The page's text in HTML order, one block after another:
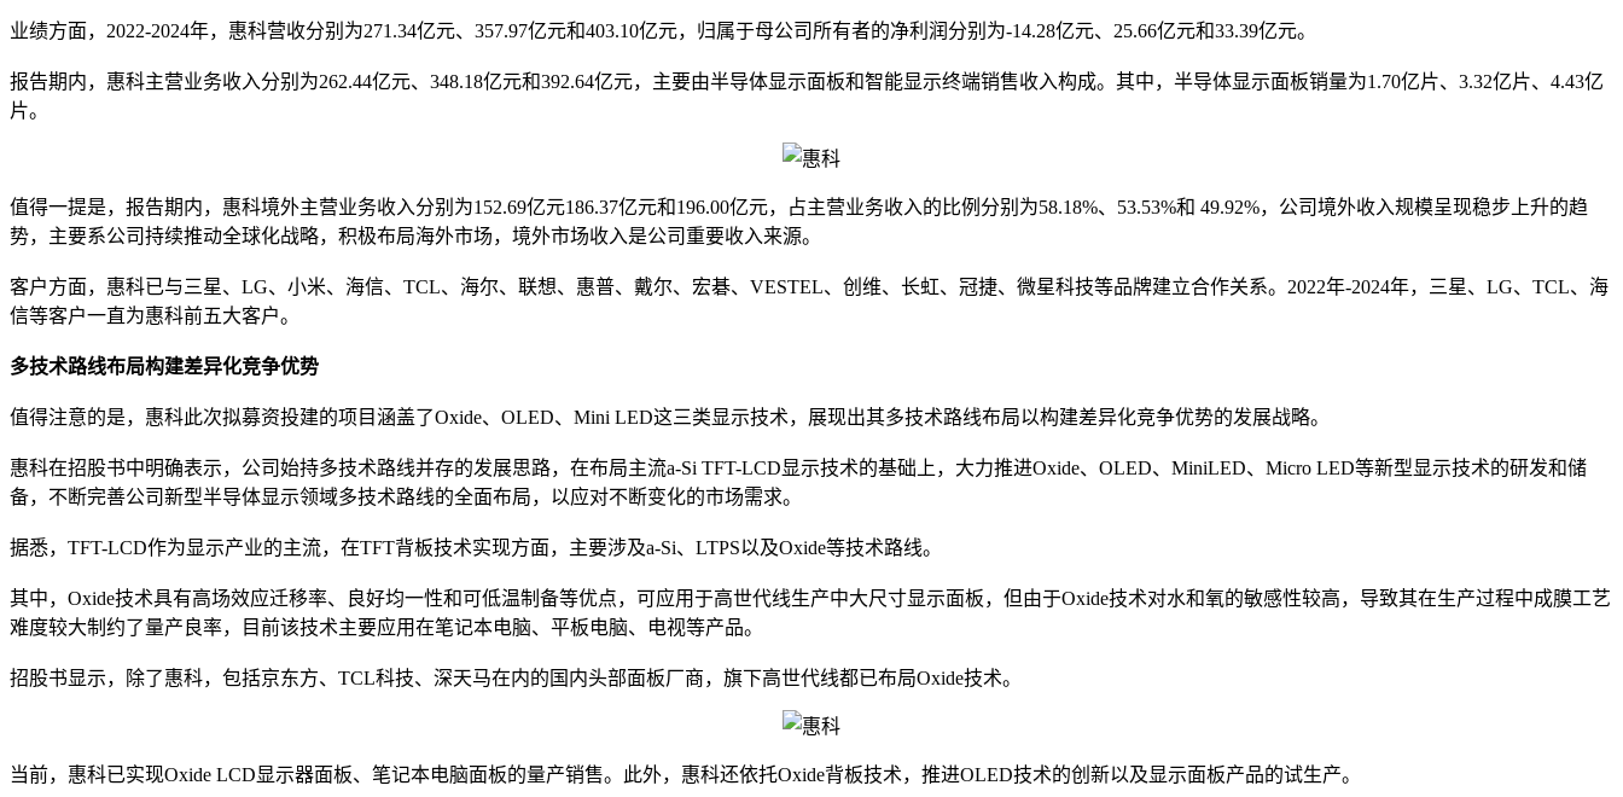
业绩方面，2022-2024年，惠科营收分别为271.34亿元、357.97亿元和403.10亿元，归属于母公司所有者的净利润分别为-14.28亿元、25.66亿元和33.39亿元。
报告期内，惠科主营业务收入分别为262.44亿元、348.18亿元和392.64亿元，主要由半导体显示面板和智能显示终端销售收入构成。其中，半导体显示面板销量为1.70亿片、3.32亿片、4.43亿
片。
值得一提是，报告期内，惠科境外主营业务收入分别为152.69亿元186.37亿元和196.00亿元，占主营业务收入的比例分别为58.18%、53.53%和 49.92%，公司境外收入规模呈现稳步上升的趋
势，主要系公司持续推动全球化战略，积极布局海外市场，境外市场收入是公司重要收入来源。
客户方面，惠科已与三星、LG、小米、海信、TCL、海尔、联想、惠普、戴尔、宏碁、VESTEL、创维、长虹、冠捷、微星科技等品牌建立合作关系。2022年-2024年，三星、LG、TCL、海
信等客户一直为惠科前五大客户。
多技术路线布局构建差异化竞争优势
值得注意的是，惠科此次拟募资投建的项目涵盖了Oxide、OLED、Mini LED这三类显示技术，展现出其多技术路线布局以构建差异化竞争优势的发展战略。
惠科在招股书中明确表示，公司始持多技术路线并存的发展思路，在布局主流a-Si TFT-LCD显示技术的基础上，大力推进Oxide、OLED、MiniLED、Micro LED等新型显示技术的研发和储
备，不断完善公司新型半导体显示领域多技术路线的全面布局，以应对不断变化的市场需求。
据悉，TFT-LCD作为显示产业的主流，在TFT背板技术实现方面，主要涉及a-Si、LTPS以及Oxide等技术路线。
其中，Oxide技术具有高场效应迁移率、良好均一性和可低温制备等优点，可应用于高世代线生产中大尺寸显示面板，但由于Oxide技术对水和氧的敏感性较高，导致其在生产过程中成膜工艺
难度较大制约了量产良率，目前该技术主要应用在笔记本电脑、平板电脑、电视等产品。
招股书显示，除了惠科，包括京东方、TCL科技、深天马在内的国内头部面板厂商，旗下高世代线都已布局Oxide技术。
当前，惠科已实现Oxide LCD显示器面板、笔记本电脑面板的量产销售。此外，惠科还依托Oxide背板技术，推进OLED技术的创新以及显示面板产品的试生产。